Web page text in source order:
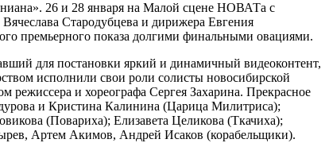
26 и 28 января на Малой сцене НОВАТа с
Стародубцева и дирижера Евгения
премьерного показа долгими финальными овациями.
для постановки яркий и динамичный видеоконтент,
исполнили свои роли солисты новосибирской
режиссера и хореографа Сергея Захарина. Прекрасное
и Кристина Калинина (Царица Милитриса);
(Повариха); Елизавета Целикова (Ткачиха);
Артем Акимов, Андрей Исаков (корабельщики).